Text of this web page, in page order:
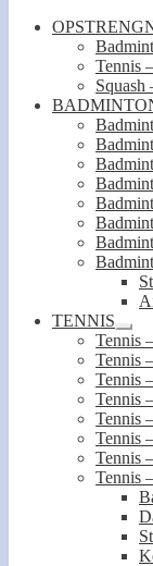
Tennis
Squash
TENNIS
Tennis
Tennis
Tennis
Tennis
Tennis
Tennis
Tennis
Tennis